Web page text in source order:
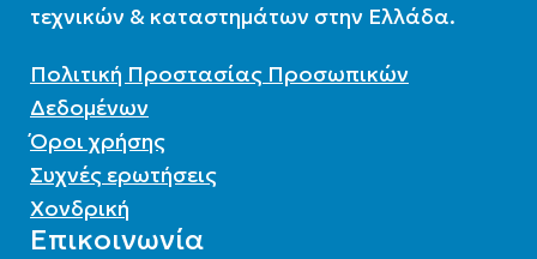
τεχνικών & καταστημάτων στην Ελλάδα.
Πολιτική Προστασίας Προσωπικών
Δεδομένων
Όροι χρήσης
Συχνές ερωτήσεις
Χονδρική
Επικοινωνία